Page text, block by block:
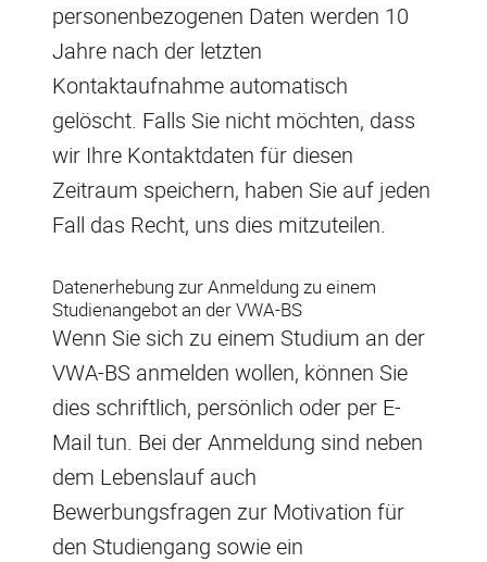
personenbezogenen Daten werden 10
Jahre nach der letzten
Kontaktaufnahme automatisch
gelöscht. Falls Sie nicht möchten, dass
wir Ihre Kontaktdaten für diesen
Zeitraum speichern, haben Sie auf jeden
Fall das Recht, uns dies mitzuteilen.
Datenerhebung zur Anmeldung zu einem
Studienangebot an der VWA-BS
Wenn Sie sich zu einem Studium an der
VWA-BS anmelden wollen, können Sie
dies schriftlich, persönlich oder per E-
Mail tun. Bei der Anmeldung sind neben
dem Lebenslauf auch
Bewerbungsfragen zur Motivation für
den Studiengang sowie ein